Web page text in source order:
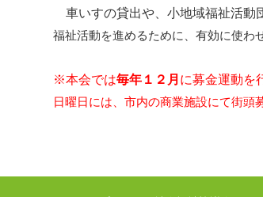
車いすの貸出や、小地域福祉活動
福祉活動を進めるために、有効に使わ
※本会では毎年１２月 に募金運動を
日曜日には、市内の商業施設にて街頭